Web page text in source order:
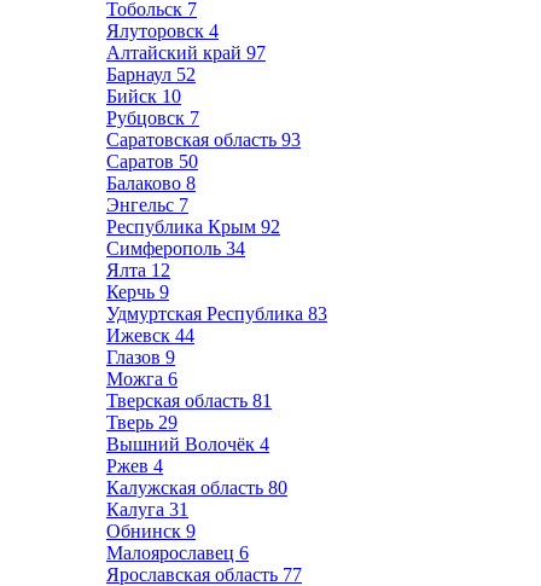
Тобольск 7
Ялуторовск 4
Алтайский край 97
Барнаул 52
Бийск 10
Рубцовск 7
Саратовская область 93
Саратов 50
Балаково 8
Энгельс 7
Республика Крым 92
Симферополь 34
Ялта 12
Керчь 9
Удмуртская Республика 83
Ижевск 44
Глазов 9
Можга 6
Тверская область 81
Тверь 29
Вышний Волочёк 4
Ржев 4
Калужская область 80
Калуга 31
Обнинск 9
Малоярославец 6
Ярославская область 77